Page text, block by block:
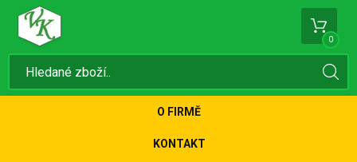
0
O FIRMĚ
KONTAKT